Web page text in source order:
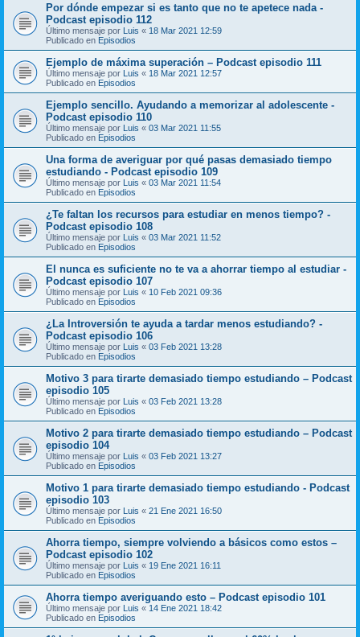
Por dónde empezar si es tanto que no te apetece nada -
Podcast episodio 112
Último mensaje por Luis « 18 Mar 2021 12:59
Publicado en Episodios
Ejemplo de máxima superación – Podcast episodio 111
Último mensaje por Luis « 18 Mar 2021 12:57
Publicado en Episodios
Ejemplo sencillo. Ayudando a memorizar al adolescente -
Podcast episodio 110
Último mensaje por Luis « 03 Mar 2021 11:55
Publicado en Episodios
Una forma de averiguar por qué pasas demasiado tiempo
estudiando - Podcast episodio 109
Último mensaje por Luis « 03 Mar 2021 11:54
Publicado en Episodios
¿Te faltan los recursos para estudiar en menos tiempo? -
Podcast episodio 108
Último mensaje por Luis « 03 Mar 2021 11:52
Publicado en Episodios
El nunca es suficiente no te va a ahorrar tiempo al estudiar -
Podcast episodio 107
Último mensaje por Luis « 10 Feb 2021 09:36
Publicado en Episodios
¿La Introversión te ayuda a tardar menos estudiando? -
Podcast episodio 106
Último mensaje por Luis « 03 Feb 2021 13:28
Publicado en Episodios
Motivo 3 para tirarte demasiado tiempo estudiando – Podcast
episodio 105
Último mensaje por Luis « 03 Feb 2021 13:28
Publicado en Episodios
Motivo 2 para tirarte demasiado tiempo estudiando – Podcast
episodio 104
Último mensaje por Luis « 03 Feb 2021 13:27
Publicado en Episodios
Motivo 1 para tirarte demasiado tiempo estudiando - Podcast
episodio 103
Último mensaje por Luis « 21 Ene 2021 16:50
Publicado en Episodios
Ahorra tiempo, siempre volviendo a básicos como estos –
Podcast episodio 102
Último mensaje por Luis « 19 Ene 2021 16:11
Publicado en Episodios
Ahorra tiempo averiguando esto – Podcast episodio 101
Último mensaje por Luis « 14 Ene 2021 18:42
Publicado en Episodios